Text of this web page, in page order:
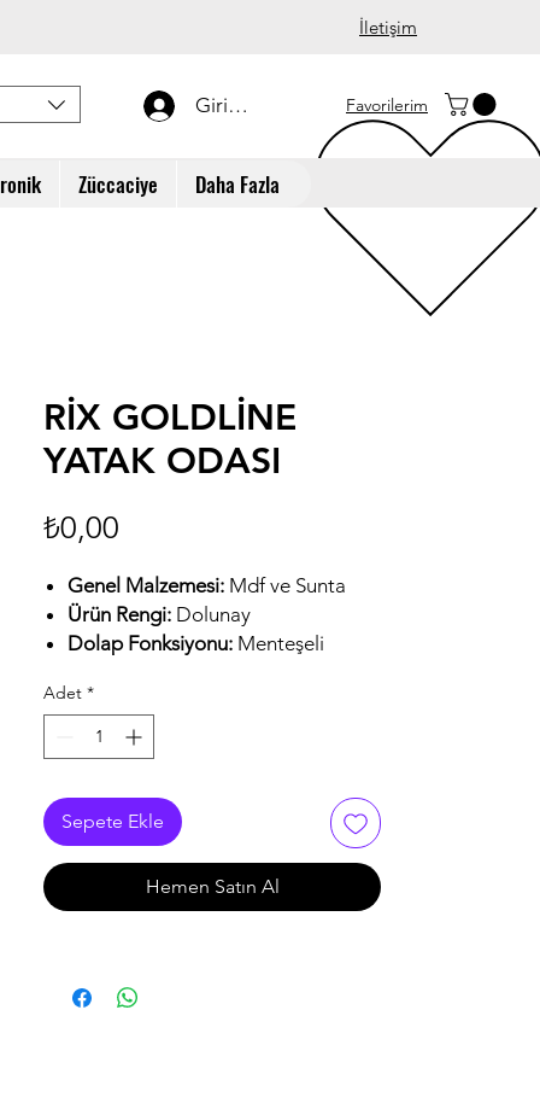
İletişim
Giriş Yap Favorilerim
Züccaciye Daha Fazla
RİX GOLDLİNE
YATAK ODASI
₺0,00
Genel Malzemesi: Mdf ve Sunta
Ürün Rengi: Dolunay
Dolap Fonksiyonu: Menteşeli
Yatak Ölçüsü:
Ayak Malzemesi:
Mekanizma Özelliği:
Adet *
Sepete Ekle
Hemen Satın Al